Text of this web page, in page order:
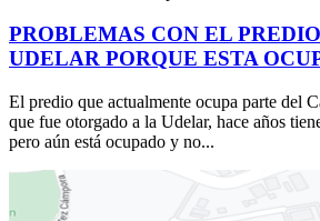
PROBLEMAS CON EL
UDELAR PORQUE ESTA
El predio que actualmente ocupa parte del
que fue otorgado a la Udelar, hace años
pero aún está ocupado y no...